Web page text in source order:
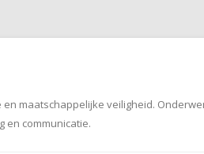
maatschappelijke veiligheid.
en communicatie.